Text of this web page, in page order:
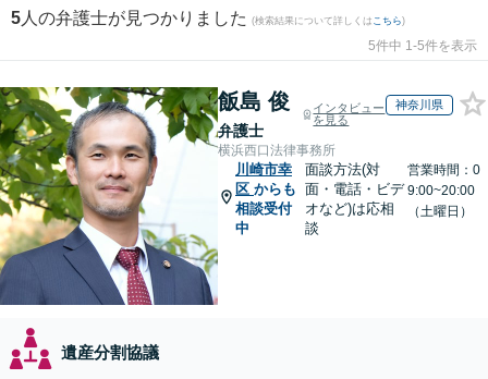
5 人の弁護士が見つかりました (検索結果について詳しくは こちら)
5件中 1-5件を表示
飯島 俊
弁護士
インタビュー
を見る
神奈川県
横浜西口法律事務所
川崎市幸
区 からも
相談受付
中
面談方法(対
面・電話・ビデ
オなど)は応相
談
営業時間：0
9:00~20:00
（土曜日）
遺産分割協議